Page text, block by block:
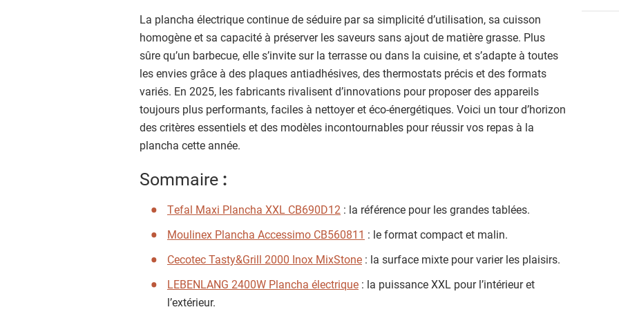
du moment, adaptées à
La plancha électrique continue de séduire par sa simplicité d’utilisation, sa cuisson
homogène et sa capacité à préserver les saveurs sans ajout de matière grasse. Plus
sûre qu’un barbecue, elle s’invite sur la terrasse ou dans la cuisine, et s’adapte à toutes
les envies grâce à des plaques antiadhésives, des thermostats précis et des formats
variés. En 2025, les fabricants rivalisent d’innovations pour proposer des appareils
toujours plus performants, faciles à nettoyer et éco-énergétiques. Voici un tour d’horizon
des critères essentiels et des modèles incontournables pour réussir vos repas à la
plancha cette année.
Sommaire :
Tefal Maxi Plancha XXL CB690D12 : la référence pour les grandes tablées.
Moulinex Plancha Accessimo CB560811 : le format compact et malin.
Cecotec Tasty&Grill 2000 Inox MixStone : la surface mixte pour varier les plaisirs.
LEBENLANG 2400W Plancha électrique : la puissance XXL pour l’intérieur et
l’extérieur.